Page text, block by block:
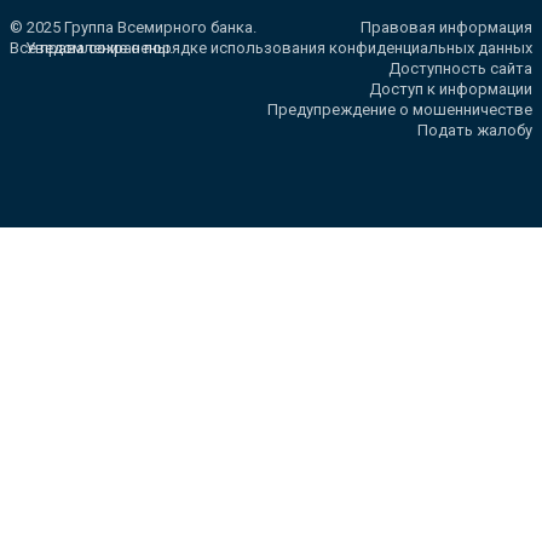
© 2025 Группа Всемирного банка.
Все права сохранены.
Правовая информация
Уведомление о порядке использования конфиденциальных данных
Доступность сайта
Доступ к информации
Предупреждение о мошенничестве
Подать жалобу